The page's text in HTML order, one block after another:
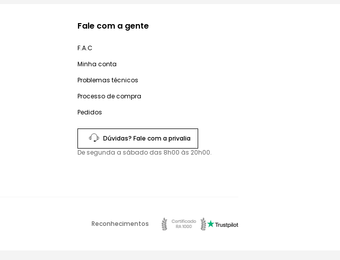
Fale com a gente
F.A.C
Minha conta
Problemas técnicos
Processo de compra
Pedidos
Dúvidas? Fale com a privalia
De segunda a sábado das 8h00 às 20h00.
Reconhecimentos